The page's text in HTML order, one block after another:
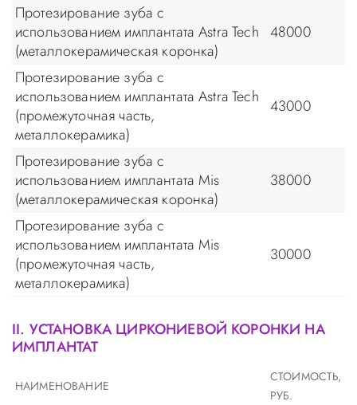
Протезирование зуба с
использованием имплантата Astra Tech
(металлокерамическая коронка)
48000
Протезирование зуба с
использованием имплантата Astra Tech
(промежуточная часть,
металлокерамика)
43000
Протезирование зуба с
использованием имплантата Mis
(металлокерамическая коронка)
38000
Протезирование зуба с
использованием имплантата Mis
(промежуточная часть,
металлокерамика)
30000
II. УСТАНОВКА ЦИРКОНИЕВОЙ КОРОНКИ НА
ИМПЛАНТАТ
НАИМЕНОВАНИЕ
СТОИМОСТЬ,
РУБ.